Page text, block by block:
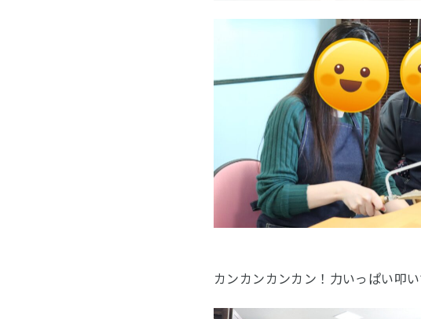
カンカンカンカン！力いっぱい叩